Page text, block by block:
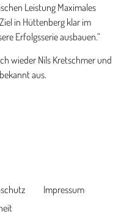
Leistung Maximales
in Hüttenberg klar im
Erfolgsserie ausbauen.“
wieder Nils Kretschmer und
aus.
Impressum